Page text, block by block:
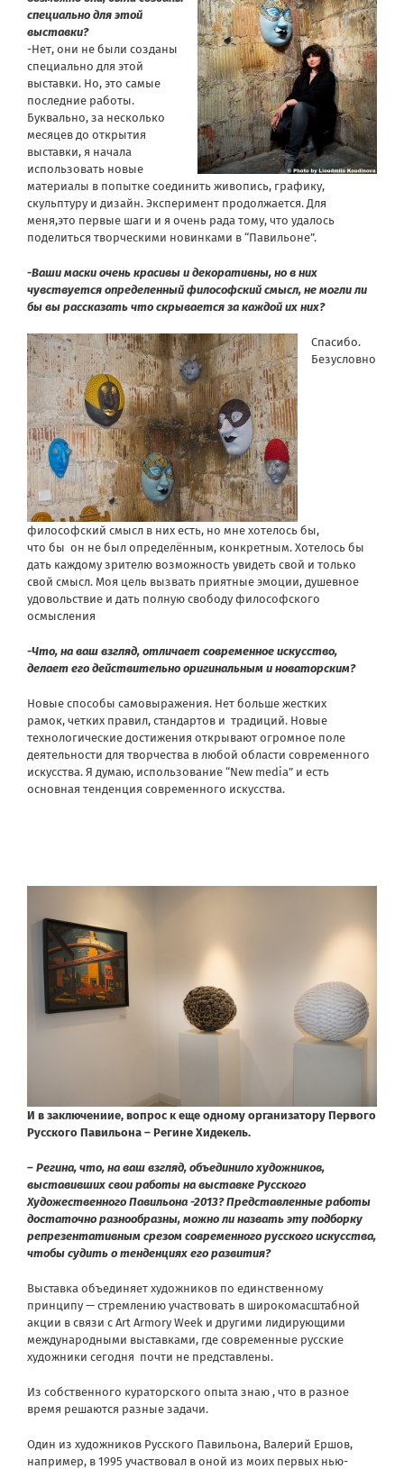
специально для этой
выставки?
-Нет, они не были созданы
специально для этой
выставки. Но, это самые
последние работы.
Буквально, за несколько
месяцев до открытия
выставки, я начала
использовать новые
материалы в попытке соединить живопись, графику,
скульптуру и дизайн. Эксперимент продолжается. Для
меня,это первые шаги и я очень рада тому, что удалось
поделиться творческими новинками в “Павильоне”.
-Ваши маски очень красивы и декоративны, но в них
чувствуется определенный философский смысл, не могли ли
бы вы рассказать что скрывается за каждой их них?
Спасибо.
Безусловно
философский смысл в них есть, но мне хотелось бы,
что бы он не был определённым, конкретным. Хотелось бы
дать каждому зрителю возможность увидеть свой и только
свой смысл. Моя цель вызвать приятные эмоции, душевное
удовольствие и дать полную свободу философского
осмысления
-Что, на ваш взгляд, отличает современное искусство,
делает его действительно оригинальным и новаторским?
Новые способы самовыражения. Нет больше жестких
рамок, четких правил, стандартов и традиций. Новые
технологические достижения открывают огромное поле
деятельности для творчества в любой области современного
искусства. Я думаю, использование “New media” и есть
основная тенденция современного искусства.
И в заключениие, вопрос к еще одному организатору Первого
Русского Павильона – Регине Хидекель.
– Регина, что, на ваш взгляд, объединило художников,
выставивших свои работы на выставке Русского
Художественного Павильона -2013? Представленные работы
достаточно разнообразны, можно ли назвать эту подборку
репрезентативным срезом современного русского искусства,
чтобы судить о тенденциях его развития?
Выставка объединяет художников по единственному
принципу — стремлению участвовать в широкомасштабной
акции в связи с Art Armory Week и другими лидирующими
международными выставками, где современные русские
художники сегодня почти не представлены.
Из собственного кураторского опыта знаю , что в разное
время решаются разные задачи.
Один из художников Русского Павильона, Валерий Ершов,
например, в 1995 участвовал в оной из моих первых нью-